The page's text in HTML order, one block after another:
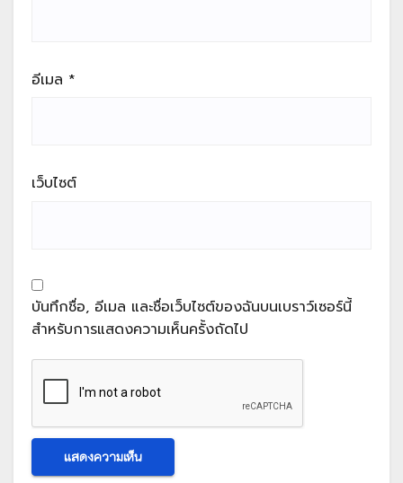
อีเมล *
เว็บไซต์
บันทึกชื่อ, อีเมล และชื่อเว็บไซต์ของฉันบนเบราว์เซอร์นี้
สำหรับการแสดงความเห็นครั้งถัดไป